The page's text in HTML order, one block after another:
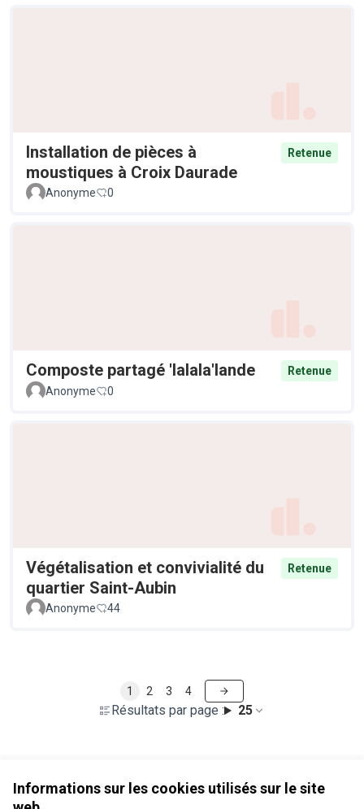
Informations sur les cookies utilisés sur le site
Installation de pièces à
moustiques à Croix Daurade
Retenue
Anonyme 0
Composte partagé 'lalala'lande
Retenue
Anonyme
0
Végétalisation et convivialité du
quartier Saint-Aubin
Retenue
Anonyme 44
Résultats par page : 25
1 2 3 4